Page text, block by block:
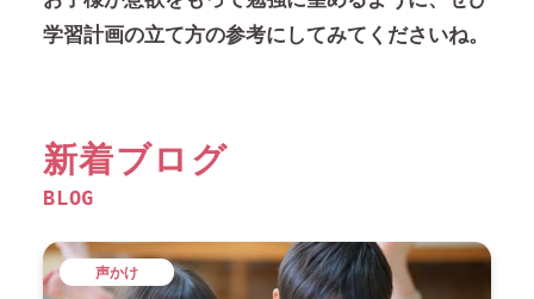
学習計画の立て方の参考にしてみてくださいね。
新着ブログ
BLOG
声かけ